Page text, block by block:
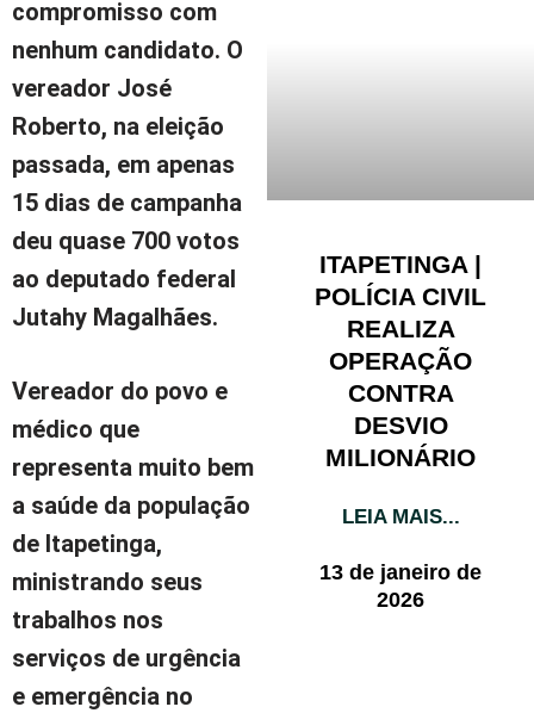
compromisso com
nenhum candidato. O
vereador José
Roberto, na eleição
passada, em apenas
15 dias de campanha
deu quase 700 votos
ao deputado federal
Jutahy Magalhães.
Vereador do povo e
médico que
representa muito bem
a saúde da população
de Itapetinga,
ministrando seus
trabalhos nos
serviços de urgência
e emergência no
ITAPETINGA |
POLÍCIA CIVIL
REALIZA
OPERAÇÃO
CONTRA
DESVIO
MILIONÁRIO
LEIA MAIS...
13 de janeiro de
2026